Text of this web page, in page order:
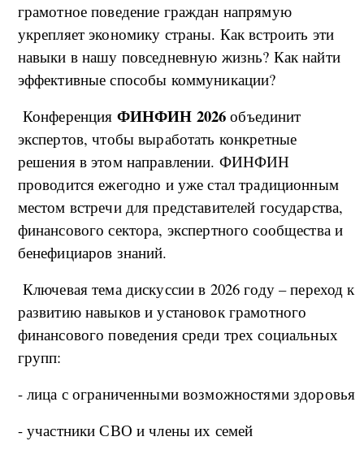
грамотное поведение граждан напрямую
укрепляет экономику страны. Как встроить эти
навыки в нашу повседневную жизнь? Как найти
эффективные способы коммуникации?
Конференция ФИНФИН 2026 объединит
экспертов, чтобы выработать конкретные
решения в этом направлении. ФИНФИН
проводится ежегодно и уже стал традиционным
местом встречи для представителей государства,
финансового сектора, экспертного сообщества и
бенефициаров знаний.
Ключевая тема дискуссии в 2026 году – переход к
развитию навыков и установок грамотного
финансового поведения среди трех социальных
групп:
- лица с ограниченными возможностями здоровья
- участники СВО и члены их семей